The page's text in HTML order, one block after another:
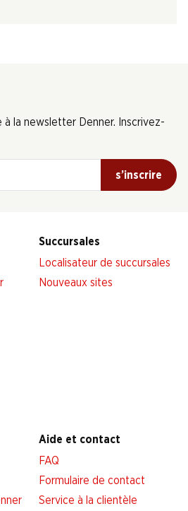
à la newsletter Denner. Inscrivez-
s’inscrire
Succursales
Localisateur de succursales
Nouveaux sites
Aide et contact
FAQ
Formulaire de contact
Service à la clientèle